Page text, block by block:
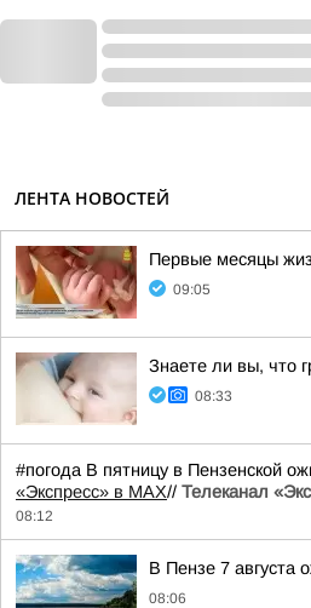
ЛЕНТА НОВОСТЕЙ
Первые месяцы
09:05
Знаете ли вы, что
08:33
#погода В пятницу в Пензенской
«Экспресс» в MAX// Телеканал
08:12
В Пензе 7 августа
08:06